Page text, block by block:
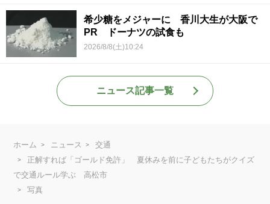
希少糖をメジャーに 香川大生が大阪で
PR ドーナツの試食も
2026/8/8(土)10:24
ニュース記事一覧
ホーム ニュース
交通
正解すれば「ゴールド免許」 夏休みを前に子どもたちがクイズ
で交通ルール学ぶ 高松市
写真